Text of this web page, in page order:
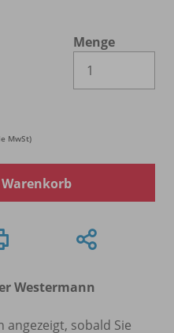
Menge
MwSt)
Westermann
sobald Sie